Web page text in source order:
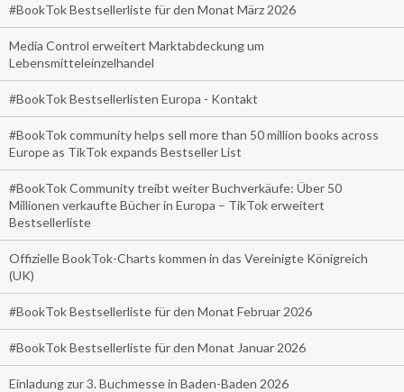
#BookTok Bestsellerliste für den Monat März 2026
Media Control erweitert Marktabdeckung um
Lebensmitteleinzelhandel
#BookTok Bestsellerlisten Europa - Kontakt
#BookTok community helps sell more than 50 million books across
Europe as TikTok expands Bestseller List
#BookTok Community treibt weiter Buchverkäufe: Über 50
Millionen verkaufte Bücher in Europa – TikTok erweitert
Bestsellerliste
Offizielle BookTok-Charts kommen in das Vereinigte Königreich
(UK)
#BookTok Bestsellerliste für den Monat Februar 2026
#BookTok Bestsellerliste für den Monat Januar 2026
Einladung zur 3. Buchmesse in Baden-Baden 2026